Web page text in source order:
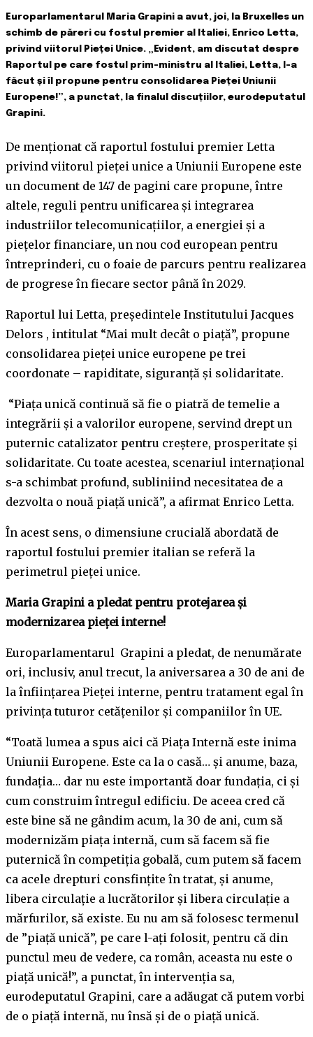
Europarlamentarul Maria Grapini a avut, joi, la Bruxelles un
schimb de păreri cu fostul premier al Italiei, Enrico Letta,
privind viitorul Pieței Unice. „Evident, am discutat despre
Raportul pe care fostul prim-ministru al Italiei, Letta, l-a
făcut și îl propune pentru consolidarea Pieței Uniunii
Europene!”, a punctat, la finalul discuțiilor, eurodeputatul
Grapini.
De menționat că raportul fostului premier Letta
privind viitorul pieței unice a Uniunii Europene este
un document de 147 de pagini care propune, între
altele, reguli pentru unificarea și integrarea
industriilor telecomunicațiilor, a energiei și a
piețelor financiare, un nou cod european pentru
întreprinderi, cu o foaie de parcurs pentru realizarea
de progrese în fiecare sector până în 2029.
Raportul lui Letta, președintele Institutului Jacques
Delors , intitulat “Mai mult decât o piață”, propune
consolidarea pieței unice europene pe trei
coordonate – rapiditate, siguranță și solidaritate.
“Piața unică continuă să fie o piatră de temelie a
integrării și a valorilor europene, servind drept un
puternic catalizator pentru creștere, prosperitate și
solidaritate. Cu toate acestea, scenariul internațional
s-a schimbat profund, subliniind necesitatea de a
dezvolta o nouă piață unică”, a afirmat Enrico Letta.
În acest sens, o dimensiune crucială abordată de
raportul fostului premier italian se referă la
perimetrul pieței unice.
Maria Grapini a pledat pentru protejarea și
modernizarea pieței interne!
Europarlamentarul Grapini a pledat, de nenumărate
ori, inclusiv, anul trecut, la aniversarea a 30 de ani de
la înființarea Pieței interne, pentru tratament egal în
privința tuturor cetățenilor și companiilor în UE.
“Toată lumea a spus aici că Piața Internă este inima
Uniunii Europene. Este ca la o casă… și anume, baza,
fundația… dar nu este importantă doar fundația, ci și
cum construim întregul edificiu. De aceea cred că
este bine să ne gândim acum, la 30 de ani, cum să
modernizăm piața internă, cum să facem să fie
puternică în competiția gobală, cum putem să facem
ca acele drepturi consfințite în tratat, și anume,
libera circulație a lucrătorilor și libera circulație a
mărfurilor, să existe. Eu nu am să folosesc termenul
de ”piață unică”, pe care l-ați folosit, pentru că din
punctul meu de vedere, ca român, aceasta nu este o
piață unică!”, a punctat, în intervenția sa,
eurodeputatul Grapini, care a adăugat că putem vorbi
de o piață internă, nu însă și de o piață unică.